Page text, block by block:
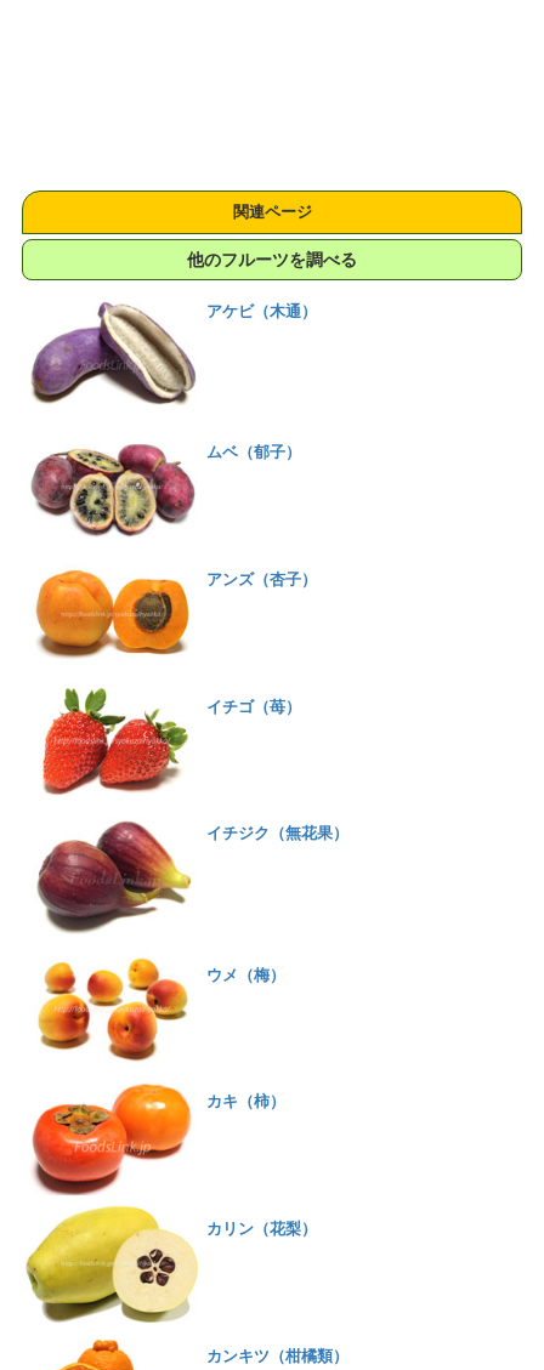
関連ページ
他のフルーツを調べる
アケビ（木通）
ムベ（郁子）
アンズ（杏子）
イチゴ（苺）
イチジク（無花果）
ウメ（梅）
カキ（柿）
カリン（花梨）
カンキツ（柑橘類）